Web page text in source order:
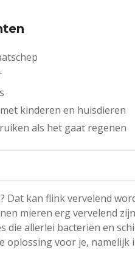
kinderen en huisdieren
als het gaat regenen
Dat kan flink vervelend
mieren erg vervelend
die allerlei bacteriën en
oplossing voor je,